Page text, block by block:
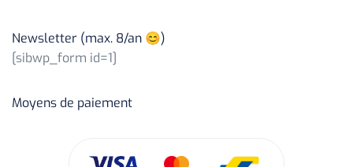
Newsletter (max. 8/an 😊)
[sibwp_form id=1]
Moyens de paiement